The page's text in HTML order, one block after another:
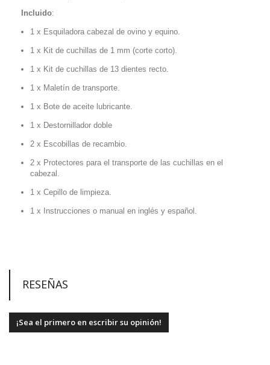
Incluido:
1 x Esquiladora cabezal de ovino y equino.
1 x Kit de cuchillas de 1 mm (corte corto).
1 x Kit de cuchillas de 13 dientes recto.
1 x Maletín de transporte.
1 x Bote de aceite lubricante.
1 x Destornillador doble
2 x Escobillas de recambio.
2 x Protectores para el transporte de las cuchillas en el
cabezal.
1 x Cepillo de limpieza.
1 x Instrucciones o manual en inglés y español.
RESEÑAS
¡Sea el primero en escribir su opinión!